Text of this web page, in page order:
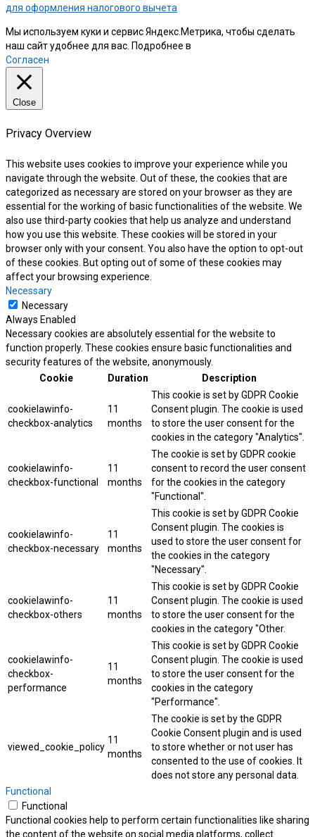
для оформления налогового вычета
Мы используем куки и сервис Яндекс.Метрика, чтобы сделать
наш сайт удобнее для вас. Подробнее в
Согласен
Close
Privacy Overview
This website uses cookies to improve your experience while you
navigate through the website. Out of these, the cookies that are
categorized as necessary are stored on your browser as they are
essential for the working of basic functionalities of the website. We
also use third-party cookies that help us analyze and understand
how you use this website. These cookies will be stored in your
browser only with your consent. You also have the option to opt-out
of these cookies. But opting out of some of these cookies may
affect your browsing experience.
Necessary
Necessary
Always Enabled
Necessary cookies are absolutely essential for the website to
function properly. These cookies ensure basic functionalities and
security features of the website, anonymously.
Cookie
Duration Description
cookielawinfo-
checkbox-analytics
11
months
This cookie is set by GDPR Cookie
Consent plugin. The cookie is used
to store the user consent for the
cookies in the category "Analytics".
cookielawinfo-
checkbox-functional
11
months
The cookie is set by GDPR cookie
consent to record the user consent
for the cookies in the category
"Functional".
cookielawinfo-
checkbox-necessary
11
months
This cookie is set by GDPR Cookie
Consent plugin. The cookies is
used to store the user consent for
the cookies in the category
"Necessary".
cookielawinfo-
checkbox-others
11
months
This cookie is set by GDPR Cookie
Consent plugin. The cookie is used
to store the user consent for the
cookies in the category "Other.
cookielawinfo-
checkbox-
performance
11
months
This cookie is set by GDPR Cookie
Consent plugin. The cookie is used
to store the user consent for the
cookies in the category
"Performance".
viewed_cookie_policy
11
months
The cookie is set by the GDPR
Cookie Consent plugin and is used
to store whether or not user has
consented to the use of cookies. It
does not store any personal data.
Functional
Functional
Functional cookies help to perform certain functionalities like sharing
the content of the website on social media platforms, collect